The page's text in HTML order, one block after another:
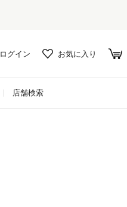
ログイン お気に入り
店舗検索